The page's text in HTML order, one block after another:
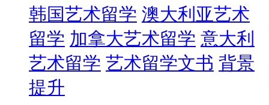
韩国艺术留学 澳大利亚艺术
留学 加拿大艺术留学 意大利
艺术留学 艺术留学文书 背景
提升